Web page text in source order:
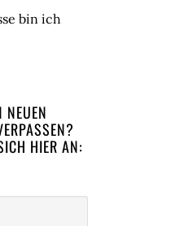
bin ich
NEUEN
HIER AN: